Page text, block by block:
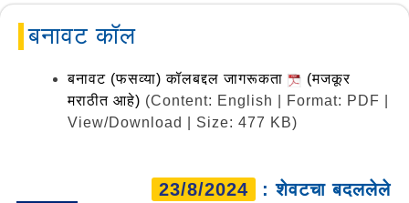
बनावट कॉल
बनावट (फसव्या) कॉलबद्दल जागरूकता
(मजकूर
मराठीत आहे) (Content: English | Format: PDF |
View/Download | Size: 477 KB)
23/8/2024 : शेवटचा बदललेले